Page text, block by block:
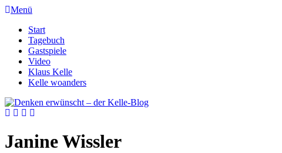
Menü
Start
Tagebuch
Gastspiele
Video
Klaus Kelle
Kelle woanders
Janine Wissler